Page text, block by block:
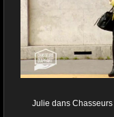
Julie dans